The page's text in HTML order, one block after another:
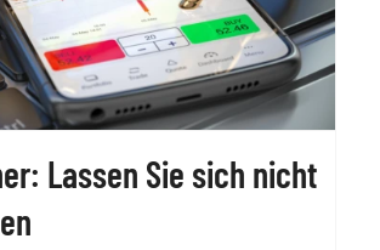
Lassen Sie sich nicht